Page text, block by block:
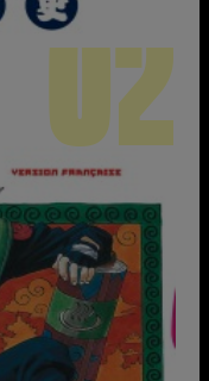
02